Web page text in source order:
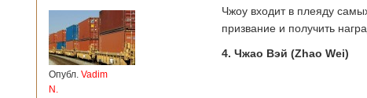
Опубл. Vadim
N.
Чжоу входит в плеяду
призвание и получить
4. Чжао Вэй (Zhao Wei)